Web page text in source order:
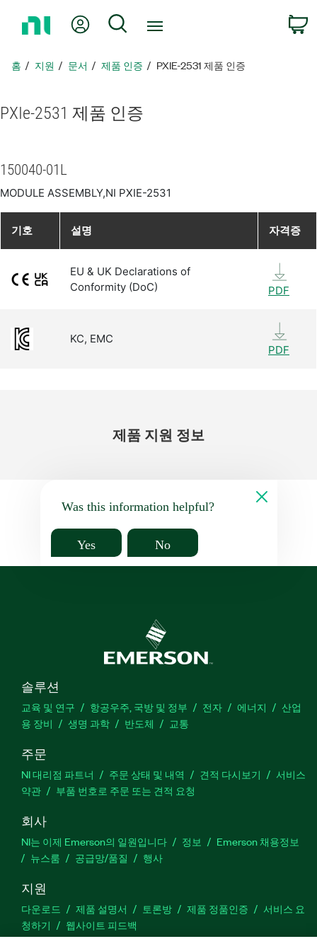
지
아
내 계정 검색
홈 지원 문서 제품 인증 PXIE-2531 제품 인증
PXIe-2531 제품 인증
150040-01L
MODULE ASSEMBLY,NI PXIE-2531
기호 설명 자격증
EU & UK Declarations of
Conformity (DoC)
PDF
KC, EMC
PDF
제품 지원 정보
Was this information helpful?
Yes No
솔루션
교육 및 연구 항공우주, 국방 및 정부 전자 에너지
산업
용 장비
생명 과학 반도체 교통
주문
NI 대리점 파트너 주문 상태 및 내역 견적 다시보기
서비스
약관
부품 번호로 주문 또는 견적 요청
회사
NI는 이제 Emerson의 일원입니다 정보
Emerson 채용정보
뉴스룸
공급망/품질 행사
지원
다운로드 제품 설명서 토론방 제품 정품인증
서비스 요
청하기
웹사이트 피드백